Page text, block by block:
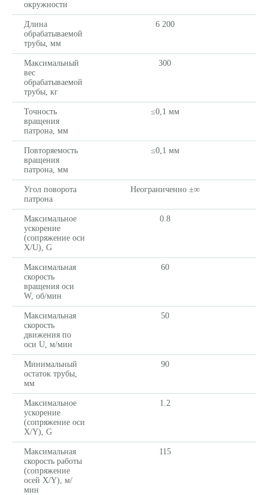
окружности
Длина
обрабатываемой
трубы, мм
6 200
Максимальный
вес
обрабатываемой
трубы, кг
300
Точность
вращения
патрона, мм
≤0,1 мм
Повторяемость
вращения
патрона, мм
≤0,1 мм
Угол поворота
патрона
Неограниченно ±∞
Максимальное
ускорение
(сопряжение оси
X/U), G
0.8
Максимальная
скорость
вращения оси
W, об/мин
60
Максимальная
скорость
движения по
оси U, м/мин
50
Минимальный
остаток трубы,
мм
90
Максимальное
ускорение
(сопряжение оси
X/Y), G
1.2
Максимальная
скорость работы
(сопряжение
осей X/Y), м/
мин
115
Комплектующие